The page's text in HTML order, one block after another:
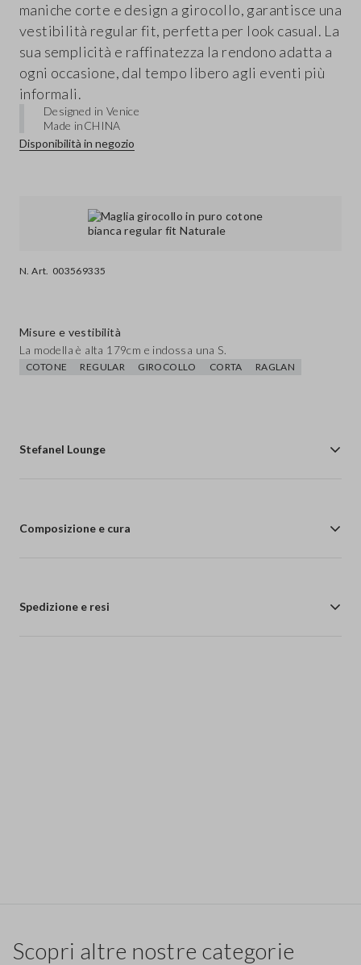
N. Art. 003569335
maniche corte e design a girocollo, garantisce una
vestibilità regular fit, perfetta per look casual. La
sua semplicità e raffinatezza la rendono adatta a
ogni occasione, dal tempo libero agli eventi più
informali.
Designed in Venice
Made inCHINA
Disponibilità in negozio
Misure e vestibilità
La modella è alta 179cm e indossa una S.
COTONE REGULAR GIROCOLLO CORTA RAGLAN
Stefanel Lounge
Composizione e cura
Spedizione e resi
Scopri altre nostre categorie